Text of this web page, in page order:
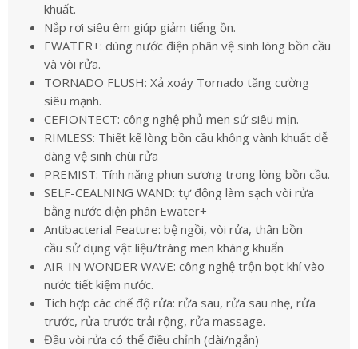
khuất.
Nắp rơi siêu êm giúp giảm tiếng ồn.
EWATER+: dùng nước điện phân vệ sinh lòng bồn cầu
và vòi rửa.
TORNADO FLUSH: Xả xoáy Tornado tăng cường
siêu mạnh.
CEFIONTECT: công nghệ phủ men sứ siêu mịn.
RIMLESS: Thiết kế lòng bồn cầu không vành khuất dễ
dàng vệ sinh chùi rửa
PREMIST: Tính năng phun sương trong lòng bồn cầu.
SELF-CEALNING WAND: tự động làm sạch vòi rửa
bằng nước điện phân Ewater+
Antibacterial Feature: bệ ngồi, vòi rửa, thân bồn
cầu sử dụng vật liệu/tráng men kháng khuẩn
AIR-IN WONDER WAVE: công nghệ trộn bọt khí vào
nước tiết kiệm nước.
Tích hợp các chế độ rửa: rửa sau, rửa sau nhẹ, rửa
trước, rửa trước trải rộng, rửa massage.
Đầu vòi rửa có thể điều chỉnh (dài/ngắn)